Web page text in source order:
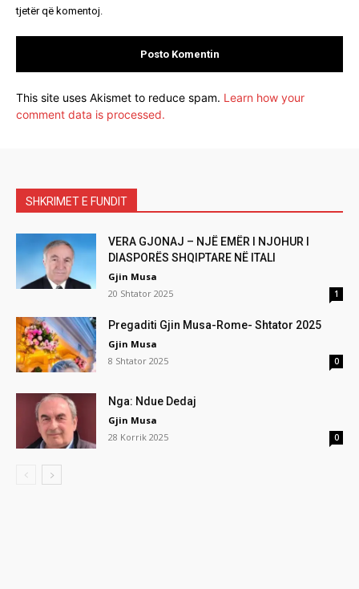
tjetër që komentoj.
This site uses Akismet to reduce spam. Learn how your
comment data is processed.
SHKRIMET E FUNDIT
VERA GJONAJ – NJË EMËR I NJOHUR I
DIASPORËS SHQIPTARE NË ITALI
Gjin Musa
20 Shtator 2025
1
Pregaditi Gjin Musa-Rome- Shtator 2025
Gjin Musa
8 Shtator 2025
0
Nga: Ndue Dedaj
Gjin Musa
28 Korrik 2025
0